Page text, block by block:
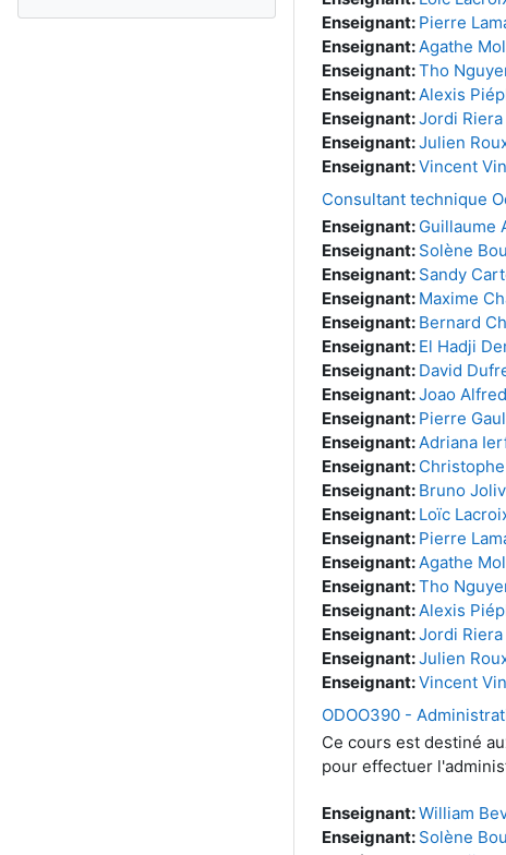
Enseignant: Pierre
Enseignant: Agathe
Enseignant:Tho
Enseignant: Alexis
Enseignant:Jordi Riera
Enseignant:Julien
Enseignant:Vincent
Consultant technique
Enseignant: Guillaume
Enseignant: Solène
Enseignant: Sandy
Enseignant: Maxime
Enseignant: Bernard
Enseignant: El Hadji
Enseignant: David
Enseignant:Joao
Enseignant: Pierre
Enseignant: Adriana
Enseignant:
Enseignant: Bruno
Enseignant: Loïc
Enseignant: Pierre
Enseignant: Agathe
Enseignant:Tho
Enseignant: Alexis
Enseignant:Jordi Riera
Enseignant:Julien
Enseignant:Vincent
ODOO390 -
Ce cours est destiné
pour effectuer
Enseignant:William
Enseignant: Solène